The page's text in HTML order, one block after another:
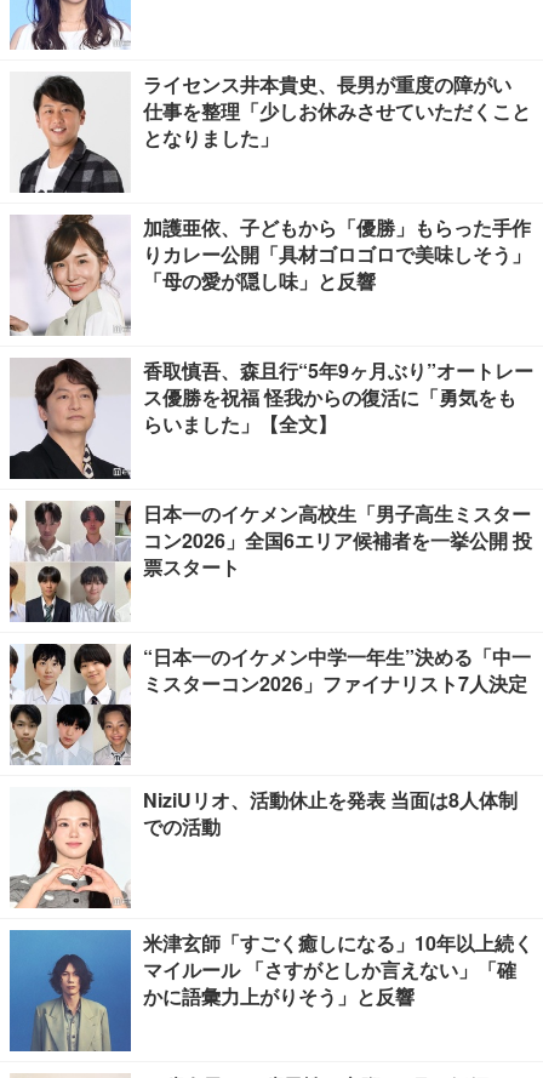
ライセンス井本貴史、長男が重度の障がい
仕事を整理「少しお休みさせていただくこと
となりました」
加護亜依、子どもから「優勝」もらった手作
りカレー公開「具材ゴロゴロで美味しそう」
「母の愛が隠し味」と反響
香取慎吾、森且行“5年9ヶ月ぶり”オートレー
ス優勝を祝福 怪我からの復活に「勇気をも
らいました」【全文】
日本一のイケメン高校生「男子高生ミスター
コン2026」全国6エリア候補者を一挙公開 投
票スタート
“日本一のイケメン中学一年生”決める「中一
ミスターコン2026」ファイナリスト7人決定
NiziUリオ、活動休止を発表 当面は8人体制
での活動
米津玄師「すごく癒しになる」10年以上続く
マイルール 「さすがとしか言えない」「確
かに語彙力上がりそう」と反響